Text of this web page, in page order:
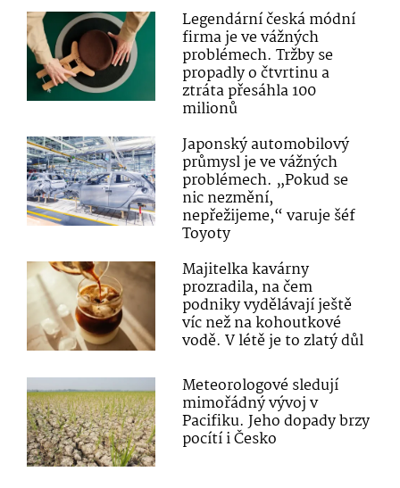
Legendární česká módní
firma je ve vážných
problémech. Tržby se
propadly o čtvrtinu a
ztráta přesáhla 100
milionů
Japonský automobilový
průmysl je ve vážných
problémech. „Pokud se
nic nezmění,
nepřežijeme,“ varuje šéf
Toyoty
Majitelka kavárny
prozradila, na čem
podniky vydělávají ještě
víc než na kohoutkové
vodě. V létě je to zlatý důl
Meteorologové sledují
mimořádný vývoj v
Pacifiku. Jeho dopady brzy
pocítí i Česko